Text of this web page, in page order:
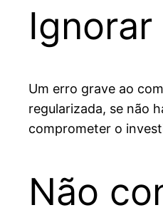
Um erro grave ao
regularizada, se não
comprometer o
Não